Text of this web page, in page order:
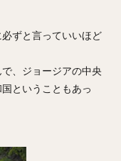
ずと言っていいほど
、ジョージアの中央
ということもあっ